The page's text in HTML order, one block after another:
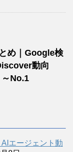
め｜Google検
動向
～No.1
エージェント動